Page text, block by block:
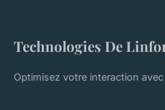
Technologies De
Optimisez votre interaction